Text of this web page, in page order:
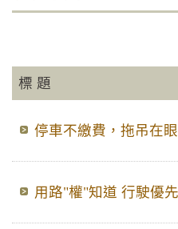
標 題
停車不繳費，拖吊在
用路"權"知道 行駛優